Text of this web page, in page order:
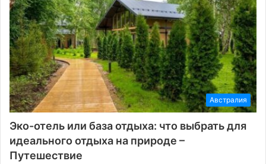
Австралия
Эко-отель или база отдыха: что выбрать для
идеального отдыха на природе –
Путешествие